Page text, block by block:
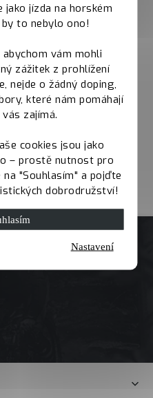
jako jízda na horském
to nebylo ono!
vám mohli
zážitek z prohlížení
nejde o žádný doping,
které nám pomáhají
zajímá.
cookies jsou jako
– prostě nutnost pro
"Souhlasím" a pojďte
dobrodružství!
Nastavení